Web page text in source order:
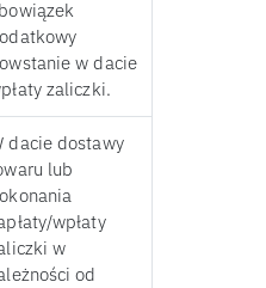
w dacie
zaliczki.
dacie dostawy
lub
wpłaty
w
od